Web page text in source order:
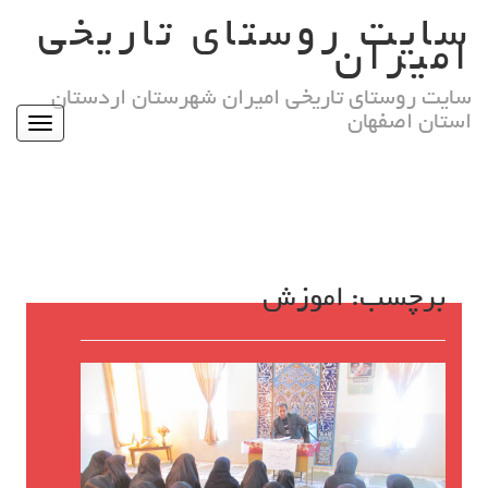
contentسایت روستای تاریخی
امیران
سایت روستای تاریخی امیران شهرستان اردستان
استان اصفهان Toggle
برچسب:اموزش